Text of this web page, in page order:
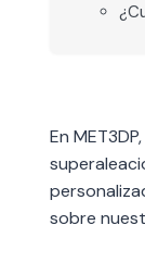
En
sobre